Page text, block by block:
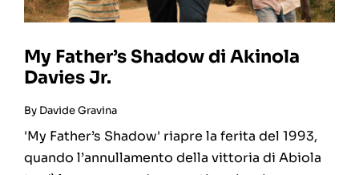
My Father’s Shadow di Akinola
Davies Jr.
By Davide Gravina
'My Father’s Shadow' riapre la ferita del 1993,
quando l’annullamento della vittoria di Abiola